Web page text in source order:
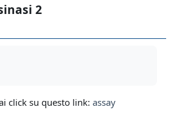
2
click su questo link: assay